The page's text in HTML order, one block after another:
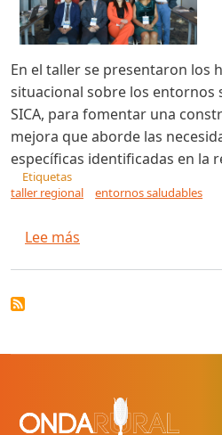
En el taller se presentaron los
situacional sobre los entornos
SICA, para fomentar una
mejora que aborde las
específicas identificadas en la
Etiquetas
taller regional
entornos saludables
Lee más